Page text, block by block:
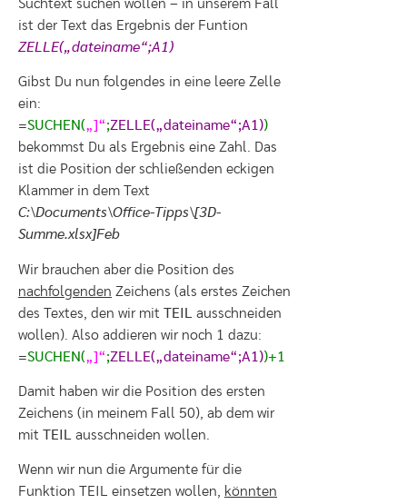
Suchtext suchen wollen – in unserem Fall
ist der Text das Ergebnis der Funtion
ZELLE(„dateiname“;A1)
Gibst Du nun folgendes in eine leere Zelle
ein:
=SUCHEN(„]“;ZELLE(„dateiname“;A1))
bekommst Du als Ergebnis eine Zahl. Das
ist die Position der schließenden eckigen
Klammer in dem Text
C:\Documents\Office-Tipps\[3D-
Summe.xlsx]Feb
Wir brauchen aber die Position des
nachfolgenden Zeichens (als erstes Zeichen
des Textes, den wir mit TEIL
ausschneiden
wollen). Also addieren wir noch 1 dazu:
=SUCHEN(„]“;ZELLE(„dateiname“;A1))+1
Damit haben wir die Position des ersten
Zeichens (in meinem Fall 50), ab dem wir
mit TEIL ausschneiden wollen.
Wenn wir nun die Argumente für die
Funktion TEIL einsetzen wollen, könnten